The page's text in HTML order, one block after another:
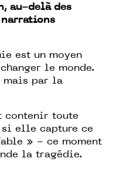
au-delà des
narrations
est un moyen
le monde.
mais par la
contenir toute
elle capture ce
» - ce moment
la tragédie.